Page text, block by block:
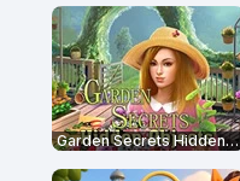
Garden Secrets Hidden Objects